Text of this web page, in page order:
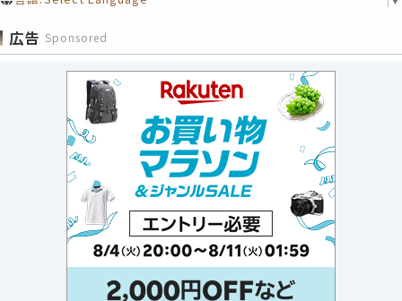
広告 Sponsored